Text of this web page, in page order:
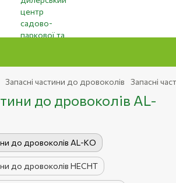
Запасні частини до дровоколів Запасні
до дровоколів AL-
до дровоколів AL-KO
до дровоколів HECHT